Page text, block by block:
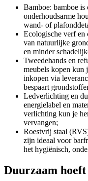
Bamboe: bamboe is
onderhoudsarme
wand- of
Ecologische verf en
van natuurlijke
en minder
Tweedehands en
meubels kopen kun
inkopen via
bespaart
Ledverlichting en
energielabel en
verlichting kun je
vervangen;
Roestvrij staal
zijn ideaal voor
het hygiënisch,
Duurzaam